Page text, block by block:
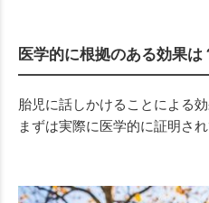
医学的に根拠のある効果は
胎児に話しかけることによる
まずは実際に医学的に証明さ